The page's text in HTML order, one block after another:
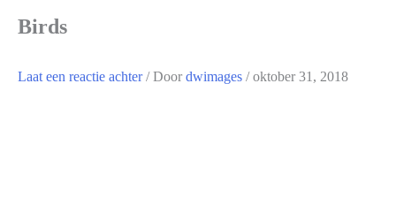
Birds
Laat een reactie achter / Door dwimages /oktober 31, 2018